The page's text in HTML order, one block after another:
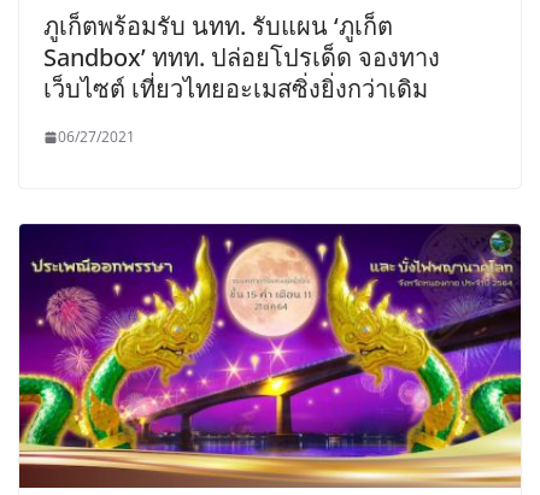
ภูเก็ตพร้อมรับ นทท. รับแผน ‘ภูเก็ต
Sandbox’ ททท. ปล่อยโปรเด็ด จองทาง
เว็บไซต์ เที่ยวไทยอะเมสซิ่งยิ่งกว่าเดิม
06/27/2021